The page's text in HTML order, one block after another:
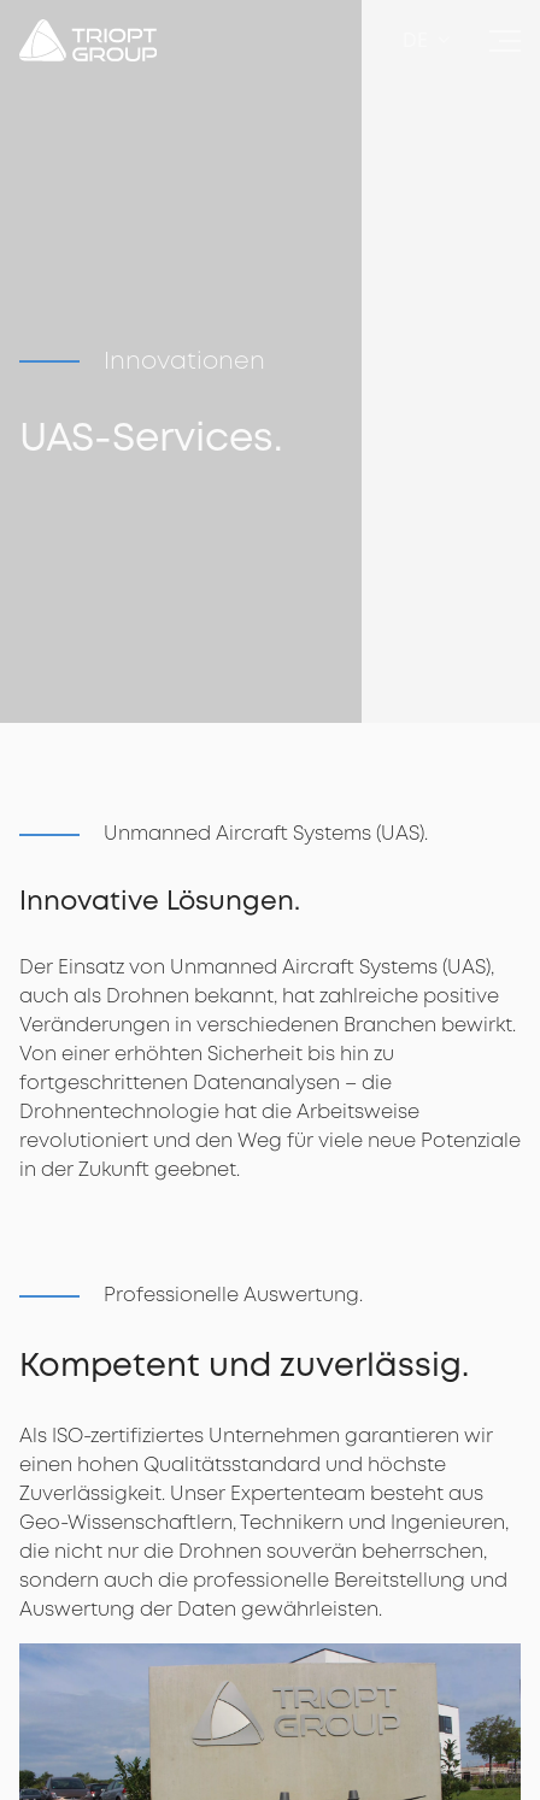
Innovationen
UAS-Services.
Unmanned Aircraft Systems (UAS).
Innovative Lösungen.
Der Einsatz von Unmanned Aircraft Systems (UAS),
auch als Drohnen bekannt, hat zahlreiche positive
Veränderungen in verschiedenen Branchen bewirkt.
Von einer erhöhten Sicherheit bis hin zu
fortgeschrittenen Datenanalysen – die
Drohnentechnologie hat die Arbeitsweise
revolutioniert und den Weg für viele neue Potenziale
in der Zukunft geebnet.
Professionelle Auswertung.
Kompetent und zuverlässig.
Als ISO-zertifiziertes Unternehmen garantieren wir
einen hohen Qualitätsstandard und höchste
Zuverlässigkeit. Unser Expertenteam besteht aus
Geo-Wissenschaftlern, Technikern und Ingenieuren,
die nicht nur die Drohnen souverän beherrschen,
sondern auch die professionelle Bereitstellung und
Auswertung der Daten gewährleisten.